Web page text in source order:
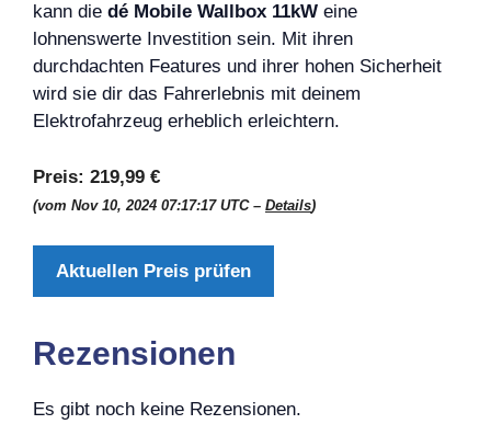
kann die dé Mobile Wallbox 11kW eine
lohnenswerte Investition sein. Mit ihren
durchdachten Features und ihrer hohen Sicherheit
wird sie dir das Fahrerlebnis mit deinem
Elektrofahrzeug erheblich erleichtern.
Preis: 219,99 €
(vom Nov 10, 2024 07:17:17 UTC – Details)
Aktuellen Preis prüfen
Rezensionen
Es gibt noch keine Rezensionen.